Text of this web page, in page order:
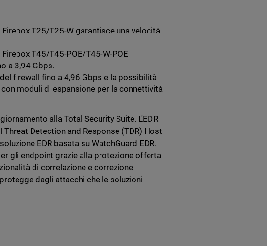
T25/T25-W garantisce una velocità
T45/T45-POE/T45-W-POE
a 3,94 Gbps.
firewall fino a 4,96 Gbps e la possibilità
moduli di espansione per la connettività
alla Total Security Suite. L'EDR
Detection and Response (TDR) Host
EDR basata su WatchGuard EDR.
gli endpoint grazie alla protezione offerta
di correlazione e correzione
dagli attacchi che le soluzioni